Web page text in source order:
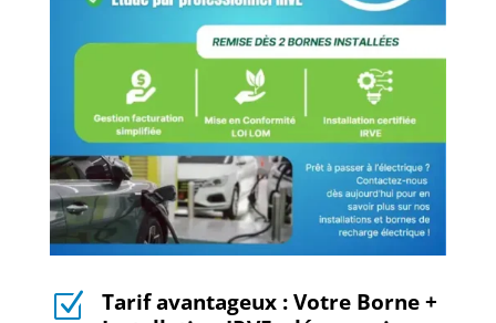
Z
Tarif avantageux : Votre Borne +